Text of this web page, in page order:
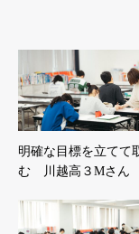
明確な目標を立てて
む 川越高３Mさん